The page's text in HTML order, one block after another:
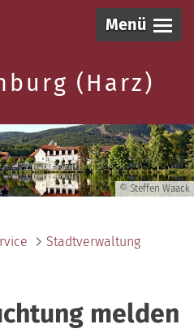
Menü
(Harz)
© Steffen Waack
Stadtverwaltung
melden